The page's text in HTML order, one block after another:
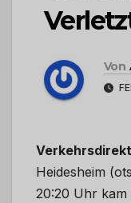
Von
Heidesheim
20:20 Uhr